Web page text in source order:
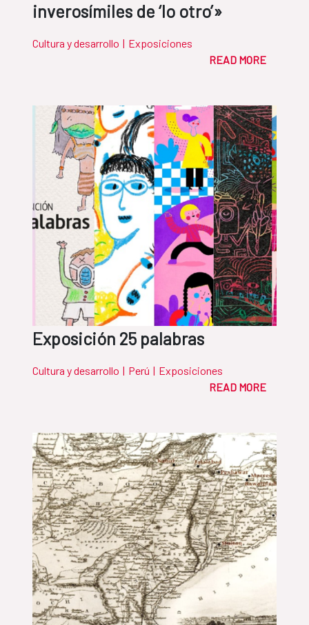
inverosímiles de ‘lo otro’»
Cultura y desarrollo | Exposiciones
READ MORE
Exposición 25 palabras
Cultura y desarrollo | Perú | Exposiciones
READ MORE